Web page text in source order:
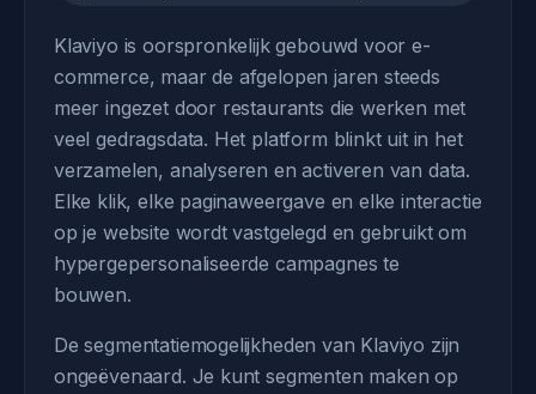
Klaviyo is oorspronkelijk gebouwd voor e-
commerce, maar de afgelopen jaren steeds
meer ingezet door restaurants die werken met
veel gedragsdata. Het platform blinkt uit in het
verzamelen, analyseren en activeren van data.
Elke klik, elke paginaweergave en elke interactie
op je website wordt vastgelegd en gebruikt om
hypergepersonaliseerde campagnes te
bouwen.
De segmentatiemogelijkheden van Klaviyo zijn
ongeëvenaard. Je kunt segmenten maken op